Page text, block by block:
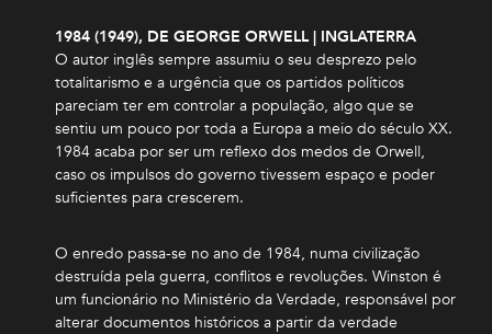
1984 (1949), DE GEORGE ORWELL | INGLATERRA
O autor inglês sempre assumiu o seu desprezo pelo
totalitarismo e a urgência que os partidos políticos
pareciam ter em controlar a população, algo que se
sentiu um pouco por toda a Europa a meio do século XX.
1984 acaba por ser um reflexo dos medos de Orwell,
caso os impulsos do governo tivessem espaço e poder
suficientes para crescerem.
O enredo passa-se no ano de 1984, numa civilização
destruída pela guerra, conflitos e revoluções. Winston é
um funcionário no Ministério da Verdade, responsável por
alterar documentos históricos a partir da verdade